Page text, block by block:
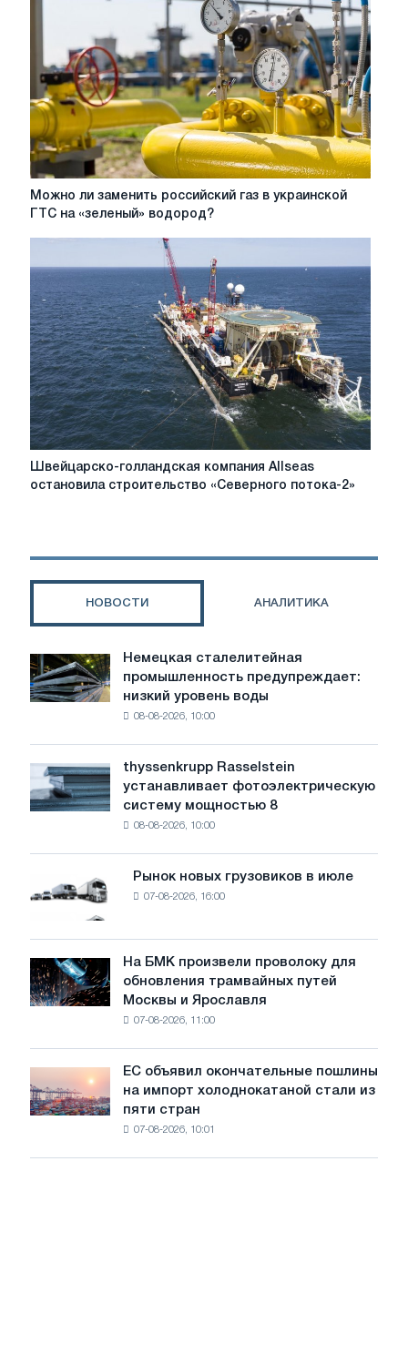
Можно
ли
газ
украинской
ГТС
на
«зеленый»
водород?
Можно ли заменить российский газ в украинской
ГТС на «зеленый» водород?
Швейцарско-
голландская
строительство
Швейцарско-голландская компания Allseas
остановила строительство «Северного потока-2»
НОВОСТИ АНАЛИТИКА
Немецкая
сталелитейная
промышленность
предупреждает:
воды
угрожает
безопасности
Немецкая сталелитейная
промышленность предупреждает:
низкий уровень воды
08-08-2026, 10:00
thyssenkrupp
Rasselstein
устанавливает
фотоэлектрическую
достижения
целей
обезуглероживания
thyssenkrupp Rasselstein
устанавливает фотоэлектрическую
систему мощностью 8
08-08-2026, 10:00
Рынок
новых
грузовиков
в
июле
Рынок новых грузовиков в июле
07-08-2026, 16:00
На
БМК
произвели
трамвайных
путей
Москвы
Ярославля
На БМК произвели проволоку для
обновления трамвайных путей
Москвы и Ярославля
07-08-2026, 11:00
объявил
окончательные
ЕС объявил окончательные пошлины
на импорт холоднокатаной стали из
пяти стран
07-08-2026, 10:01